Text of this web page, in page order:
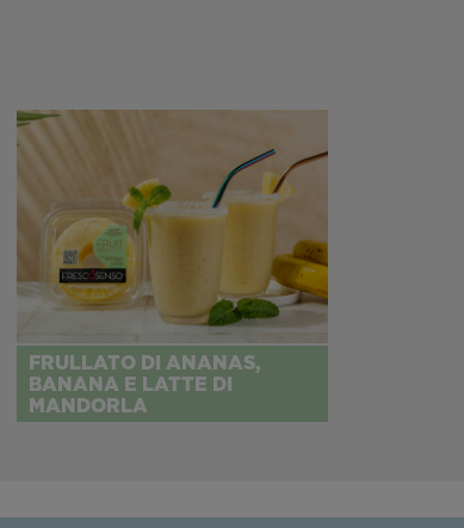
FRULLATO DI ANANAS,
BANANA E LATTE DI
MANDORLA